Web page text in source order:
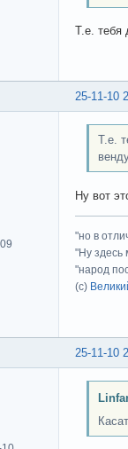
Т.е. тебя
25-11-10
Т.е.
Ну вот
"но в
"Ну здесь
"народ
(с)
25-11-10